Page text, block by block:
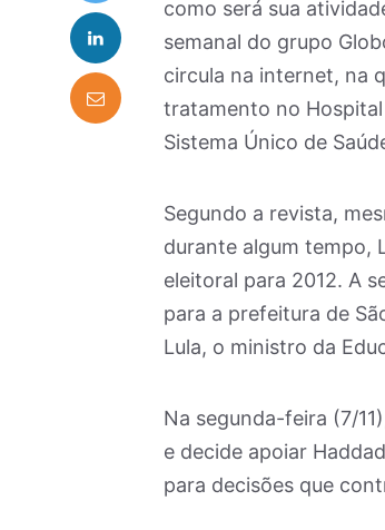
como será sua
semanal do grupo
circula na internet, na
tratamento no Hospital
Sistema Único de
Segundo a revista,
durante algum tempo,
eleitoral para 2012. A
para a prefeitura de
Lula, o ministro da
Na segunda-feira (7/
e decide apoiar
para decisões que